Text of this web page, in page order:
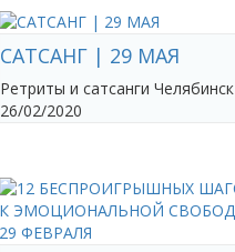
САТСАНГ | 29 МАЯ
Ретриты и сатсанги Челябинск
26/02/2020